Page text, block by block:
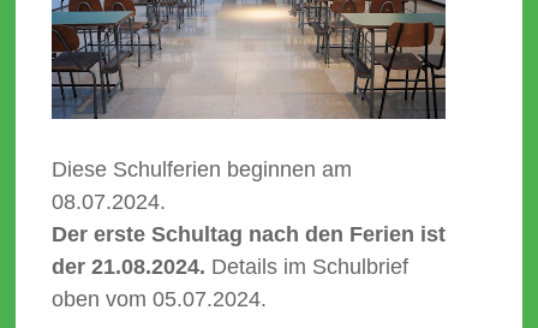
Diese Schulferien beginnen am
08.07.2024.
Der erste Schultag nach den Ferien ist
der 21.08.2024. Details im Schulbrief
oben vom 05.07.2024.